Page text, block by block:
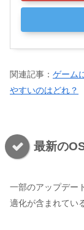
関連記事： ゲーム
やすいのはどれ？
最新の
一部のアップデー
適化が含まれてい